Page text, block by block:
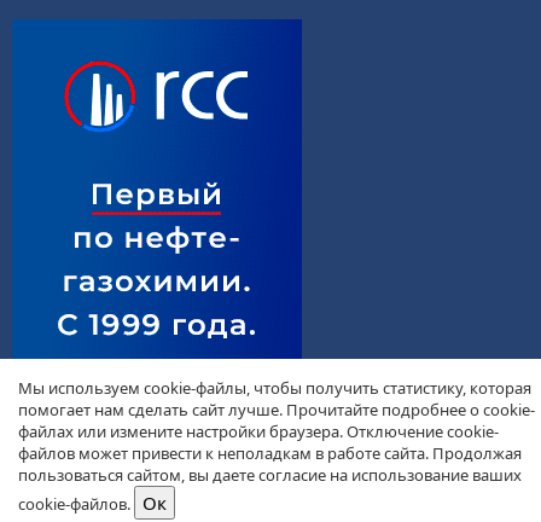
Мы используем cookie-файлы, чтобы получить статистику, которая
помогает нам сделать сайт лучше. Прочитайте подробнее о cookie-
файлах или измените настройки браузера. Отключение cookie-
файлов может привести к неполадкам в работе сайта. Продолжая
пользоваться сайтом, вы даете согласие на использование ваших
cookie-файлов.